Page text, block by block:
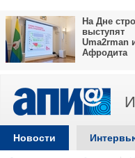
На Дне
выступят
Uma2rman
Афродита
Новости